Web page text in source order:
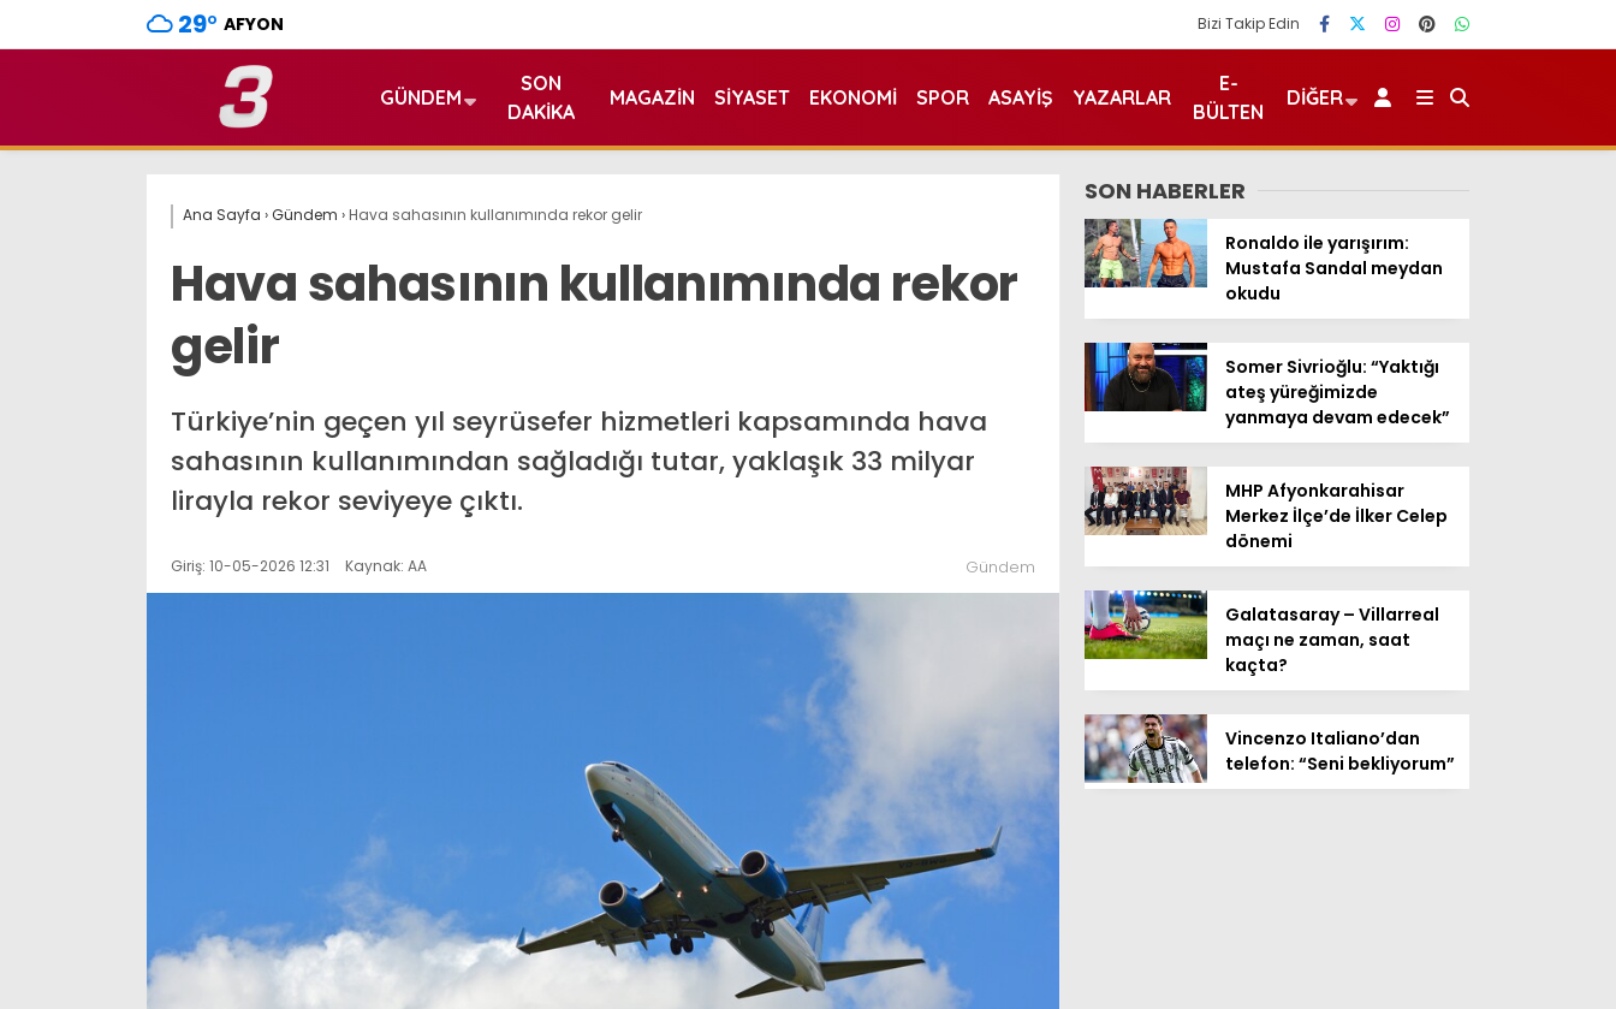
29° AFYON Bizi Takip Edin
GÜNDEM
SON
DAKIKA
MAGAZIN SIYASET EKONOMI SPOR ASAYIŞ YAZARLAR
E-
BÜLTEN
DIĞER
Ana Sayfa ›Gündem › Hava sahasının kullanımında rekor gelir
Hava sahasının kullanımında rekor
gelir
Türkiye’nin geçen yıl seyrüsefer hizmetleri kapsamında hava
sahasının kullanımından sağladığı tutar, yaklaşık 33 milyar
lirayla rekor seviyeye çıktı.
Giriş: 10-05-2026 12:31 Kaynak: AA Gündem
SON HABERLER
Ronaldo ile yarışırım:
Mustafa Sandal meydan
okudu
Somer Sivrioğlu: “Yaktığı
ateş yüreğimizde
yanmaya devam edecek”
MHP Afyonkarahisar
Merkez İlçe’de İlker Celep
dönemi
Galatasaray – Villarreal
maçı ne zaman, saat
kaçta?
Vincenzo Italiano’dan
telefon: “Seni bekliyorum”